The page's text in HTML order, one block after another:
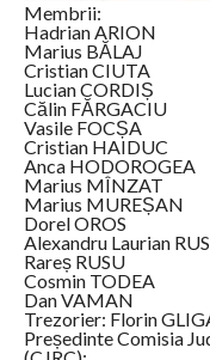
Membrii:
Hadrian ARION
Marius BĂLAJ
Cristian CIUTA
Lucian CORDIȘ
Călin FĂRGACIU
Vasile FOCȘA
Cristian HAIDUC
Anca HODOROGEA
Marius MÎNZAT
Marius MUREȘAN
Dorel OROS
Alexandru Laurian RUS
Rareș RUSU
Cosmin TODEA
Dan VAMAN
Trezorier: Florin
Președinte Comisia